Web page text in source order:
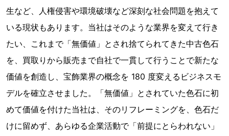
生など、人権侵害や環境破壊など深刻な社会問題を抱えて
いる現状もあります。当社はそのような業界を変えて行き
たい、これまで「無価値」とされ捨てられてきた中古色石
を、買取りから販売まで自社で一貫して行うことで新たな
価値を創造し、宝飾業界の概念を 180 度変えるビジネスモ
デルを確立させました。「無価値」とされていた色石に初
めて価値を付けた当社は、そのリフレーミングを、色石だ
けに留めず、あらゆる企業活動で「前提にとらわれない」